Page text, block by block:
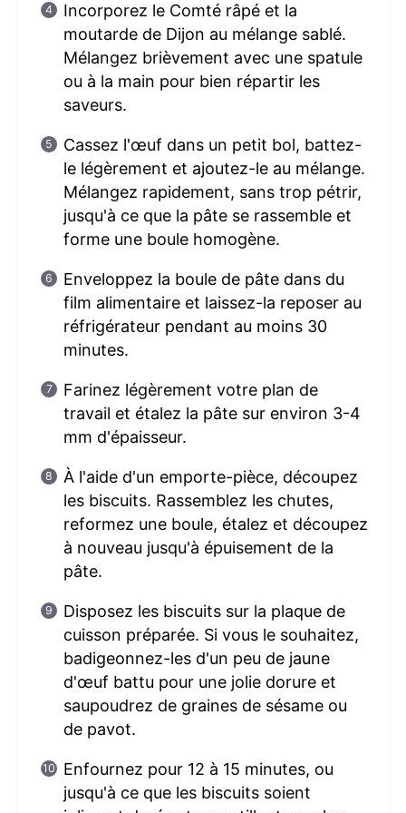
Incorporez le Comté râpé et la
moutarde de Dijon au mélange sablé.
Mélangez brièvement avec une spatule
ou à la main pour bien répartir les
saveurs.
Cassez l'œuf dans un petit bol, battez-
le légèrement et ajoutez-le au mélange.
Mélangez rapidement, sans trop pétrir,
jusqu'à ce que la pâte se rassemble et
forme une boule homogène.
Enveloppez la boule de pâte dans du
film alimentaire et laissez-la reposer au
réfrigérateur pendant au moins 30
minutes.
Farinez légèrement votre plan de
travail et étalez la pâte sur environ 3-4
mm d'épaisseur.
À l'aide d'un emporte-pièce, découpez
les biscuits. Rassemblez les chutes,
reformez une boule, étalez et découpez
à nouveau jusqu'à épuisement de la
pâte.
Disposez les biscuits sur la plaque de
cuisson préparée. Si vous le souhaitez,
badigeonnez-les d'un peu de jaune
d'œuf battu pour une jolie dorure et
saupoudrez de graines de sésame ou
de pavot.
Enfournez pour 12 à 15 minutes, ou
jusqu'à ce que les biscuits soient